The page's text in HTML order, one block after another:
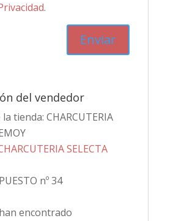
.
del vendedor
tienda: CHARCUTERIA
SELECTA
PUESTO nº 34
encontrado